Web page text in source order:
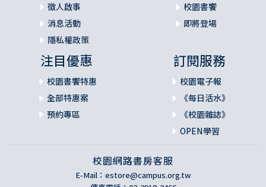
第五部 聖靈的位格與工作
18 聖靈的位格
舊約的教導
19 所應許的聖靈
基督降世之前聖靈的工作
聖靈與基督的關係
20 聖靈與信徒（一）初信階段
基督：上帝的恩典
徵人啟事
消息活動
隱私權政策
校園書饗
即將登場
注目優惠
校園書饗特惠
全部特惠案
預約專區
訂閱服務
校園電子報
《每日活水》
《校園雜誌》
OPEN學習
校園網路書房客服
E-Mail： estore@campus.org.tw